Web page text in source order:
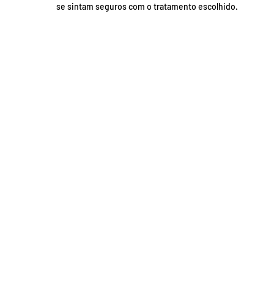
se sintam seguros com o tratamento escolhido.